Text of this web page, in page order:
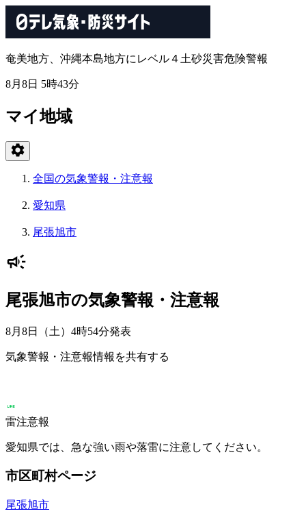
奄美地方、沖縄本島地方にレベル４土砂災害危険警報
8月8日 5時43分
マイ地域
全国の気象警報・注意報
愛知県
尾張旭市
尾張旭市の気象警報・注意報
8月8日（土）4時54分発表
気象警報・注意報情報を共有する
雷注意報
愛知県では、急な強い雨や落雷に注意してください。
市区町村ページ
尾張旭市